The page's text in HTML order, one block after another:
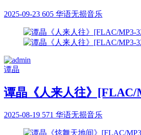
2025-09-23 605 华语无损音乐
谭晶
谭晶《人来人往》[FLAC/
2025-08-19 571 华语无损音乐